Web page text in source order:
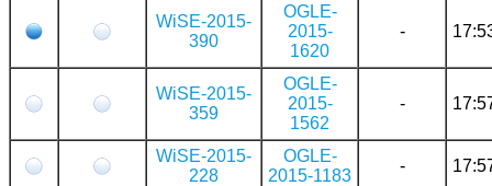
WiSE-2015-
390
OGLE-
2015-
1620
-
WiSE-2015-
359
OGLE-
2015-
1562
-
WiSE-2015-
228
OGLE-
2015-1183
-